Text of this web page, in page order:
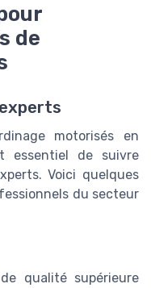
de
motorisés en
de suivre
Voici quelques
du secteur
qualité supérieure